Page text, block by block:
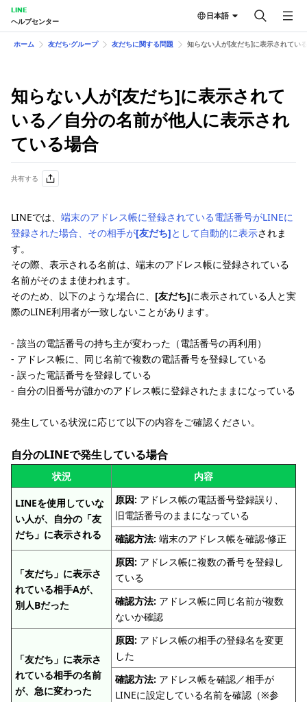
LINE
ヘルプセンター
日本語
ホーム 友だち⋅グループ 友だちに関する問題 知らない人が[友だち]に表示されてい
知らない人が[友だち]に表示されて
いる／自分の名前が他人に表示され
ている場合
共有する
LINEでは、 端末のアドレス帳に登録されている電話番号がLINEに
登録された場合、その相手が[友だち]として自動的に表示されま
す。
その際、表示される名前は、端末のアドレス帳に登録されている
名前がそのまま使われます。
そのため、以下のような場合に、 [友だち]に表示されている人と実
際のLINE利用者が一致しないことがあります。
‐ 該当の電話番号の持ち主が変わった（電話番号の再利用）
‐ アドレス帳に、同じ名前で複数の電話番号を登録している
‐ 誤った電話番号を登録している
‐ 自分の旧番号が誰かのアドレス帳に登録されたままになっている
発生している状況に応じて以下の内容をご確認ください。
自分のLINEで発生している場合
状況 内容
LINEを使用していな
い人が、自分の「友
だち」に表示される
原因: アドレス帳の電話番号登録誤り、
旧電話番号のままになっている
確認方法: 端末のアドレス帳を確認⋅修正
「友だち」に表示さ
れている相手Aが、
別人Bだった
原因: アドレス帳に複数の番号を登録し
ている
確認方法: アドレス帳に同じ名前が複数
ないか確認
「友だち」に表示さ
れている相手の名前
が、急に変わった
原因: アドレス帳の相手の登録名を変更
した
確認方法: アドレス帳を確認／相手が
LINEに設定している名前を確認（※参